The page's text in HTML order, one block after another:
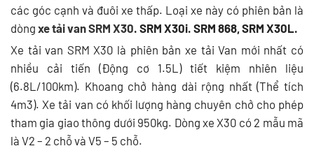
các góc cạnh và đuôi xe thấp. Loại xe này có phiên bản là
dòng xe tải van SRM X30. SRM X30i. SRM 868, SRM X30L.
Xe tải van SRM X30 là phiên bản xe tải Van mới nhất có
nhiều cải tiến (Động cơ 1.5L) tiết kiệm nhiên liệu
(6.8L/100km). Khoang chở hàng dài rộng nhất (Thể tích
4m3). Xe tải van có khối lượng hàng chuyên chở cho phép
tham gia giao thông dưới 950kg. Dòng xe X30 có 2 mẫu mã
là V2 – 2 chỗ và V5 – 5 chỗ.